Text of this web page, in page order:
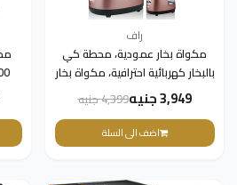
راف
مكواة بخار عمودية، محطة كي
بالبخار كهربائية احترافية، مكواة بخار
عمودية للملابسRAF
R.3047G(ضمان 3 سنوات)
3,949 جنيه 4,399 جنيه
اضف الى السلة